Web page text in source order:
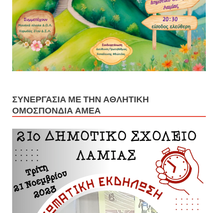
ΣΥΝΕΡΓΑΣΊΑ ΜΕ ΤΗΝ ΑΘΛΗΤΙΚΉ
ΟΜΟΣΠΟΝΔΊΑ ΑΜΕΑ